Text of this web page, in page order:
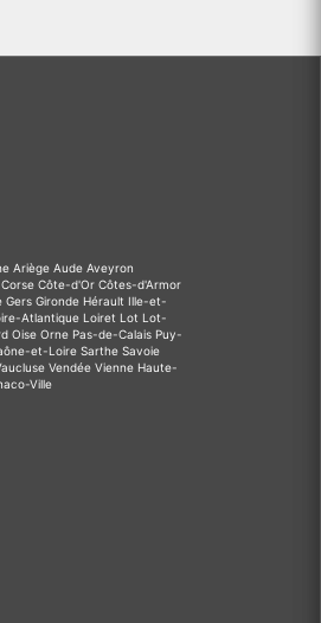
Ariège Aude Aveyron
Corse Côte-d'Or Côtes-d'Armor
Gers Gironde Hérault Ille-et-
Atlantique Loiret Lot Lot-
Oise Orne Pas-de-Calais Puy-
et-Loire Sarthe Savoie
Vendée Vienne Haute-
Ville